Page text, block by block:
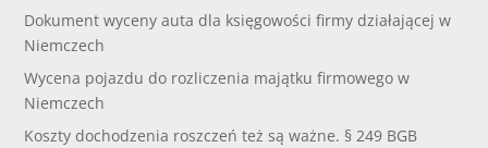
Dokument wyceny auta dla księgowości firmy działającej w
Niemczech
Wycena pojazdu do rozliczenia majątku firmowego w
Niemczech
Koszty dochodzenia roszczeń też są ważne. § 249 BGB